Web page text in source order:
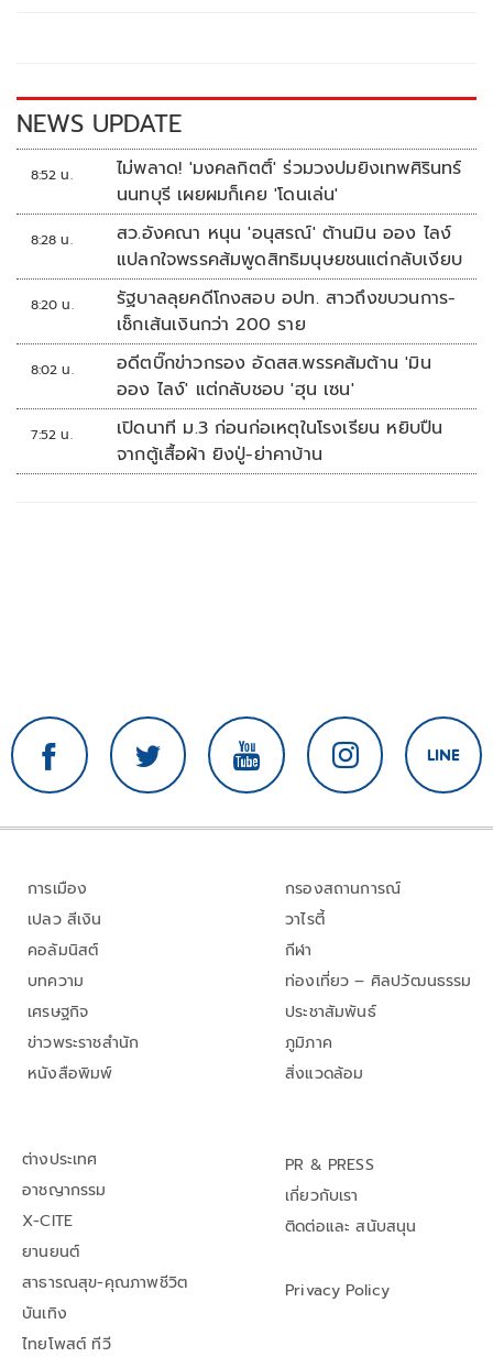
k k
NEWS UPDATE
8:52 น.
ไม่พลาด! 'มงคลกิตติ์' ร่วมวงปมยิงเทพศิรินทร์
นนทบุรี เผยผมก็เคย 'โดนเล่น'
8:28 น.
สว.อังคณา หนุน 'อนุสรณ์' ต้านมิน ออง ไลง์
แปลกใจพรรคส้มพูดสิทธิมนุษยชนแต่กลับเงียบ
8:20 น.
รัฐบาลลุยคดีโกงสอบ อปท. สาวถึงขบวนการ-
เช็กเส้นเงินกว่า 200 ราย
8:02 น.
อดีตบิ๊กข่าวกรอง อัดสส.พรรคส้มต้าน 'มิน
ออง ไลง์' แต่กลับชอบ 'ฮุน เซน'
7:52 น.
เปิดนาที ม.3 ก่อนก่อเหตุในโรงเรียน หยิบปืน
จากตู้เสื้อผ้า ยิงปู่-ย่าคาบ้าน
การเมือง
เปลว สีเงิน
คอลัมนิสต์
บทความ
เศรษฐกิจ
ข่าวพระราชสำนัก
หนังสือพิมพ์
กรองสถานการณ์
วาไรตี้
กีฬา
ท่องเที่ยว – ศิลปวัฒนธรรม
ประชาสัมพันธ์
ภูมิภาค
สิ่งแวดล้อม
ต่างประเทศ
อาชญากรรม
X-CITE
ยานยนต์
สาธารณสุข-คุณภาพชีวิต
บันเทิง
ไทยโพสต์ ทีวี
PR & PRESS
เกี่ยวกับเรา
ติดต่อและ สนับสนุน
Privacy Policy